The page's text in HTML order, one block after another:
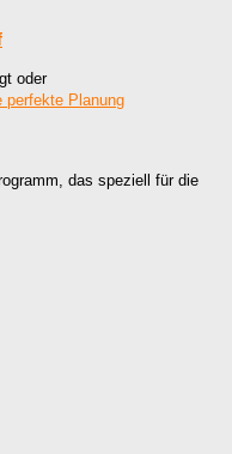
oder
das speziell für die